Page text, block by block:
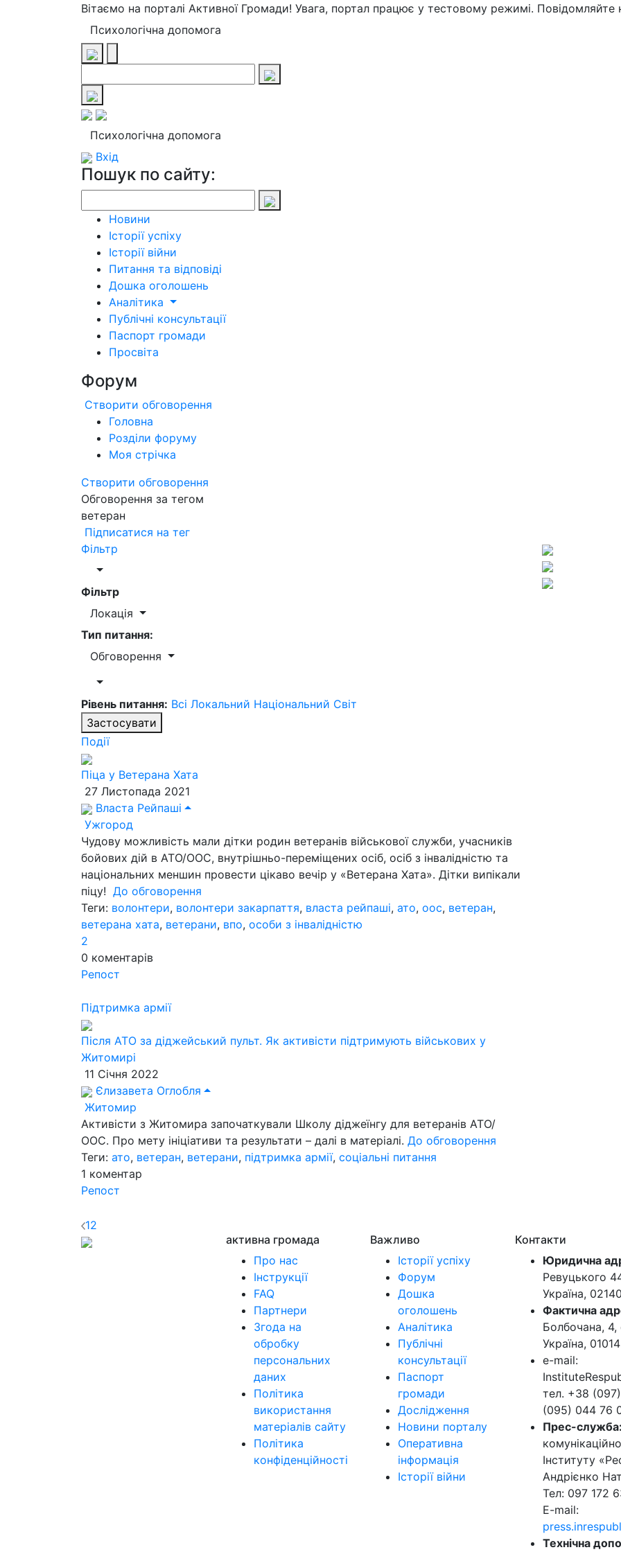
Вітаємо на порталі Активної Громади! Увага, портал працює у тестовому режимі. Повідомляйте
Психологічна допомога
Психологічна допомога
Вхід
Пошук по сайту:
Новини
Історії успіху
Історії війни
Питання та відповіді
Дошка оголошень
Аналітика
Публічні консультації
Паспорт громади
Просвіта
Форум
Створити обговорення
Головна
Розділи форуму
Моя стрічка
Створити обговорення
Обговорення за тегом
ветеран
Підписатися на тег
Фільтр
Фільтр
Локація
Тип питання:
Обговорення
Рівень питання: Всі Локальний Національний Світ
Застосувати
Події
Піца у Ветерана Хата
27 Листопада 2021
Власта Рейпаші
Ужгород
Чудову можливість мали дітки родин ветеранів військової служби, учасників
бойових дій в АТО/ООС, внутрішньо-переміщених осіб, осіб з інвалідністю та
національних меншин провести цікаво вечір у «Ветерана Хата». Дітки випікали
піцу! До обговорення
Теги: волонтери, волонтери закарпаття, власта рейпаші, ато, оос, ветеран,
ветерана хата, ветерани, впо, особи з інвалідністю
2
0 коментарів
Репост
Підтримка армії
Після АТО за діджейський пульт. Як активісти підтримують військових у
Житомирі
11 Січня 2022
Єлизавета Оглобля
Житомир
Активісти з Житомира започаткували Школу діджеїнгу для ветеранів АТО/
ООС. Про мету ініціативи та результати – далі в матеріалі. До обговорення
Теги: ато, ветеран, ветерани, підтримка армії, соціальні питання
1 коментар
Репост
12
активна громада
Про нас
Інструкції
FAQ
Партнери
Згода на
обробку
персональних
даних
Політика
використання
матеріалів сайту
Політика
конфіденційності
Важливо
Історії успіху
Форум
Дошка
оголошень
Аналітика
Публічні
консультації
Паспорт
громади
Дослідження
Новини порталу
Оперативна
інформація
Історії війни
Контакти
Юридична
Ревуцького
Україна, 02140
Фактична
Болбочана, 4,
Україна, 01014
e-mail:
тел. +38
(095) 044 76
Прес-служба:
Інституту
Андрієнко
Тел: 097 172
E-mail:
Технічна